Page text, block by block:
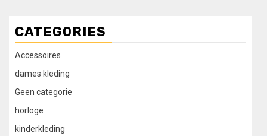
CATEGORIES
Accessoires
dames kleding
Geen categorie
horloge
kinderkleding